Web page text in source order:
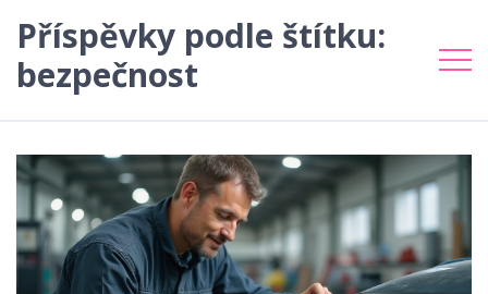
Příspěvky podle štítku:
bezpečnost